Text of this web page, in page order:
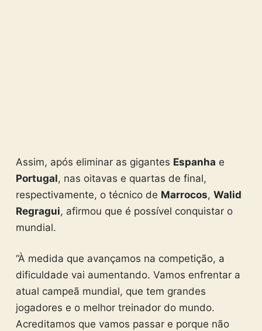
Assim, após eliminar as gigantes Espanha e
Portugal, nas oitavas e quartas de final,
respectivamente, o técnico de Marrocos, Walid
Regragui, afirmou que é possível conquistar o
mundial.
“À medida que avançamos na competição, a
dificuldade vai aumentando. Vamos enfrentar a
atual campeã mundial, que tem grandes
jogadores e o melhor treinador do mundo.
Acreditamos que vamos passar e porque não